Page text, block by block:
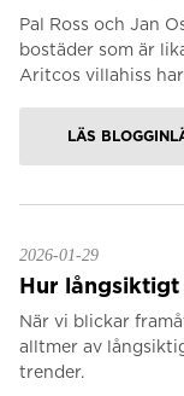
Pal Ross och Jan
bostäder som är
Aritcos villahiss
LÄS
2026-01-29
Hur
När vi blickar
alltmer av
trender.